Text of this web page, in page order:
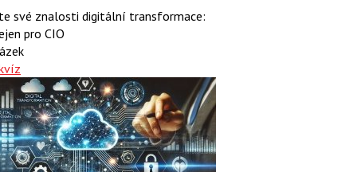
své znalosti digitální transformace:
pro CIO